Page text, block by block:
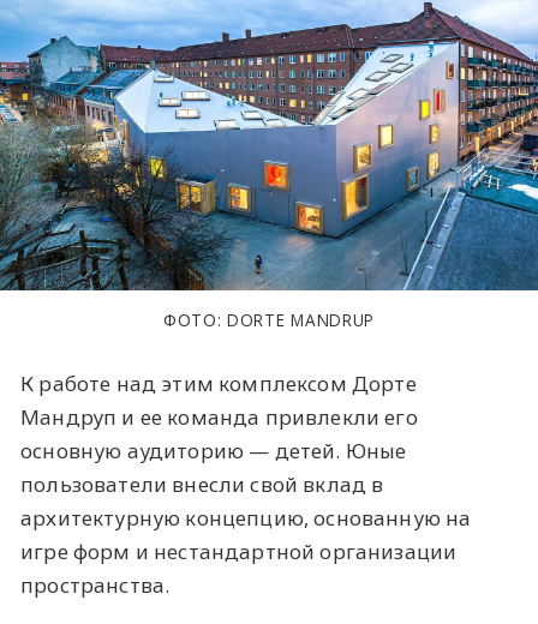
ФОТО: DORTE MANDRUP
К работе над этим комплексом Дорте
Мандруп и ее команда привлекли его
основную аудиторию — детей. Юные
пользователи внесли свой вклад в
архитектурную концепцию, основанную на
игре форм и нестандартной организации
пространства.